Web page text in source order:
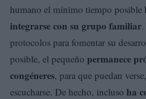
humano el mínimo tiempo posible
integrarse con su grupo familiar
protocolos para fomentar su
posible, el pequeño permanece
congéneres, para que puedan
escucharse. De hecho, incluso ha